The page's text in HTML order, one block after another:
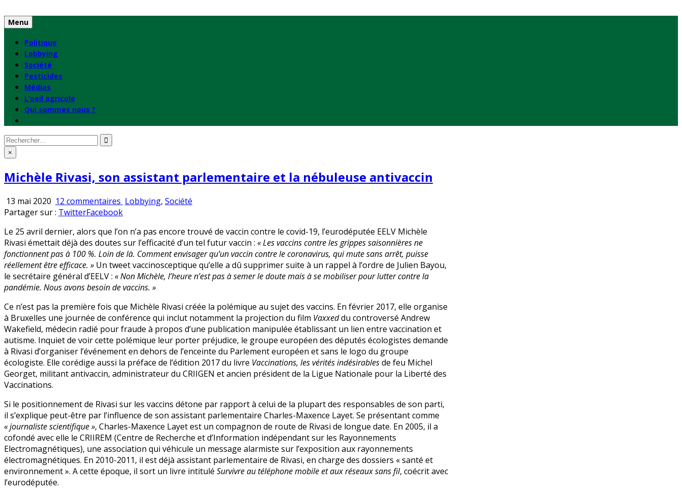
to
content
Menu
Politique
Lobbying
Société
Pesticides
Médias
L’oeil agricole
Qui sommes nous ?
Rechercher
: ×
Michèle Rivasi, son assistant parlementaire et la nébuleuse antivaccin
13 mai 2020 12 commentaires sur
Michèle
son
assistant
parlementaire
et
la
nébuleuse
antivaccin
Publié
Lobbying, Société
Partager sur : TwitterFacebook
Le 25 avril dernier, alors que l’on n’a pas encore trouvé de vaccin contre le covid-19, l’eurodéputée EELV Michèle
Rivasi émettait déjà des doutes sur l’efficacité d’un tel futur vaccin : « Les vaccins contre les grippes saisonnières ne
fonctionnent pas à 100 %. Loin de là. Comment envisager qu’un vaccin contre le coronavirus, qui mute sans arrêt, puisse
réellement être efficace. » Un tweet vaccinosceptique qu’elle a dû supprimer suite à un rappel à l’ordre de Julien Bayou,
le secrétaire général d’EELV : « Non Michèle, l’heure n’est pas à semer le doute mais à se mobiliser pour lutter contre la
pandémie. Nous avons besoin de vaccins. »
Ce n’est pas la première fois que Michèle Rivasi créée la polémique au sujet des vaccins. En février 2017, elle organise
à Bruxelles une journée de conférence qui inclut notamment la projection du film Vaxxeddu controversé Andrew
Wakefield, médecin radié pour fraude à propos d’une publication manipulée établissant un lien entre vaccination et
autisme. Inquiet de voir cette polémique leur porter préjudice, le groupe européen des députés écologistes demande
à Rivasi d’organiser l’événement en dehors de l’enceinte du Parlement européen et sans le logo du groupe
écologiste. Elle corédige aussi la préface de l’édition 2017 du livre Vaccinations, les vérités indésirablesde feu Michel
Georget, militant antivaccin, administrateur du CRIIGEN et ancien président de la Ligue Nationale pour la Liberté des
Vaccinations.
Si le positionnement de Rivasi sur les vaccins détone par rapport à celui de la plupart des responsables de son parti,
il s’explique peut-être par l’influence de son assistant parlementaire Charles-Maxence Layet. Se présentant comme
« journaliste scientifique », Charles-Maxence Layet est un compagnon de route de Rivasi de longue date. En 2005, il a
cofondé avec elle le CRIIREM (Centre de Recherche et d’Information indépendant sur les Rayonnements
Electromagnétiques), une association qui véhicule un message alarmiste sur l’exposition aux rayonnements
électromagnétiques. En 2010-2011, il est déjà assistant parlementaire de Rivasi, en charge des dossiers « santé et
environnement ». A cette époque, il sort un livre intitulé Survivre au téléphone mobile et aux réseaux sans fil, coécrit avec
l’eurodéputée.